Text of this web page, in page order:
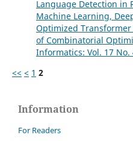
Language Detection in
Machine Learning,
Optimized Transformer
of Combinatorial
Informatics: Vol. 17 No.
<< < 1 2
Information
For Readers